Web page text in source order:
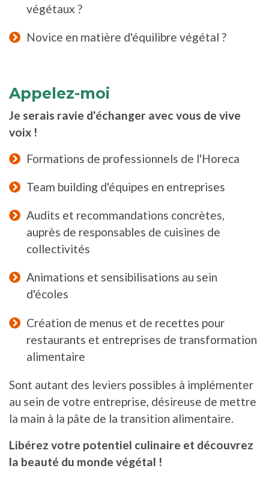
végétaux ?
Novice en matière d'équilibre végétal ?
Appelez-moi
Je serais ravie d'échanger avec vous de vive
voix !
Formations de professionnels de l'Horeca
Team building d'équipes en entreprises
Audits et recommandations concrètes,
auprès de responsables de cuisines de
collectivités
Animations et sensibilisations au sein
d'écoles
Création de menus et de recettes pour
restaurants et entreprises de transformation
alimentaire
Sont autant des leviers possibles à implémenter
au sein de votre entreprise, désireuse de mettre
la main à la pâte de la transition alimentaire.
Libérez votre potentiel culinaire et découvrez
la beauté du monde végétal !